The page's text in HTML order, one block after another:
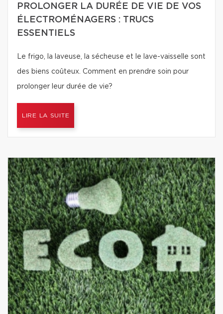
PROLONGER LA DURÉE DE VIE DE VOS
ÉLECTROMÉNAGERS : TRUCS
ESSENTIELS
Le frigo, la laveuse, la sécheuse et le lave-vaisselle sont
des biens coûteux. Comment en prendre soin pour
prolonger leur durée de vie?
LIRE LA SUITE